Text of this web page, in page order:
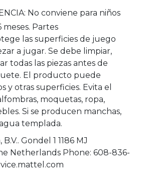
No conviene para niños
Partes
las superficies de juego
a jugar. Se debe limpiar,
todas las piezas antes de
El producto puede
y otras superficies. Evita el
moquetas, ropa,
Si se producen manchas,
templada.
Gondel 1 1186 MJ
Netherlands Phone: 608-836-